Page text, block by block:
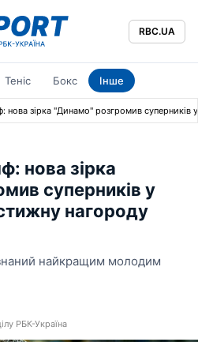
RBC.UA
Теніс Бокс Інше
нова зірка "Динамо" розгромив
нова зірка
суперників у
нагороду
найкращим молодим
РБК-Україна